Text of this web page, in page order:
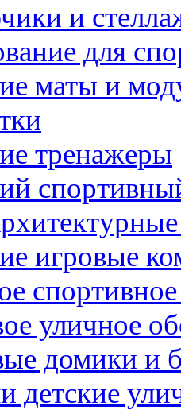
и
для
маты и
тренажеры
игровые
уличное
домики и
детские